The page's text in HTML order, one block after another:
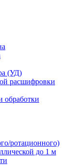
(УД)
расшифровки
обработки
ротационного)
до 1 м